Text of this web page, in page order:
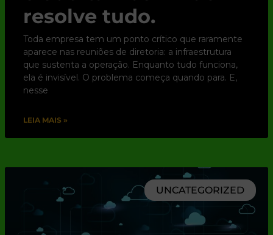
resolve tudo.
Toda empresa tem um ponto crítico que raramente
aparece nas reuniões de diretoria: a infraestrutura
que sustenta a operação. Enquanto tudo funciona,
ela é invisível. O problema começa quando para. E,
nesse
LEIA MAIS »
UNCATEGORIZED